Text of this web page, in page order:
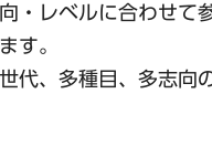
・レベルに合わせて
す。
代、多種目、多志向